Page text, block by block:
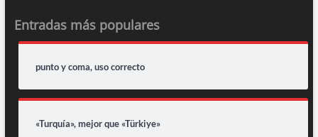
Entradas más populares
punto y coma, uso correcto
«Turquía», mejor que «Türkiye»